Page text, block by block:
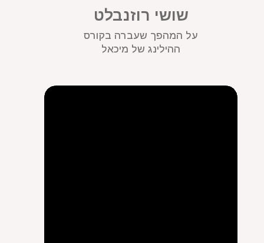
שושי רוזנבלט
על המהפך שעברה בקורס
ההילינג של מיכאל